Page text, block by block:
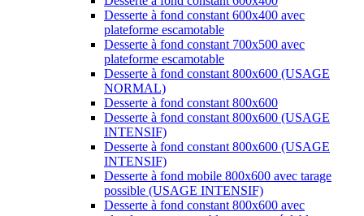
Desserte à fond constant 600x400 avec
plateforme escamotable
Desserte à fond constant 700x500 avec
plateforme escamotable
Desserte à fond constant 800x600 (USAGE
NORMAL)
Desserte à fond constant 800x600
Desserte à fond constant 800x600 (USAGE
INTENSIF)
Desserte à fond constant 800x600 (USAGE
INTENSIF)
Desserte à fond mobile 800x600 avec tarage
possible (USAGE INTENSIF)
Desserte à fond constant 800x600 avec